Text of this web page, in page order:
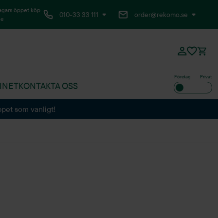
öppet köp
010-33 33 111 order@rekomo.se
KONTAKTA OSS
Företag Privat
som vanligt!